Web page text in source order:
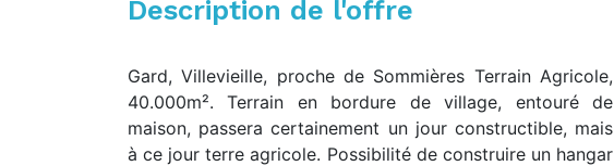
Description de l'offre
Gard, Villevieille, proche de Sommières Terrain Agricole,
40.000m². Terrain en bordure de village, entouré de
maison, passera certainement un jour constructible, mais
à ce jour terre agricole. Possibilité de construire un hangar